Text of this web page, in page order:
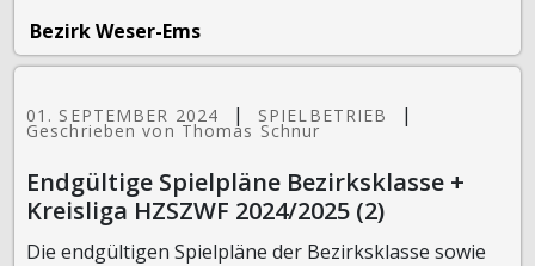
Bezirk Weser-Ems
01. SEPTEMBER 2024 | SPIELBETRIEB |
Geschrieben von Thomas Schnur
Endgültige Spielpläne Bezirksklasse +
Kreisliga HZSZWF 2024/2025 (2)
Die endgültigen Spielpläne der Bezirksklasse sowie